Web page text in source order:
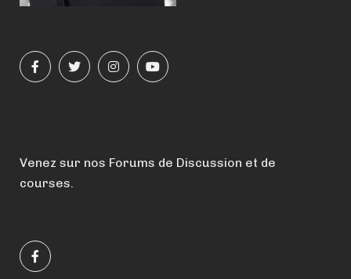
Venez sur nos Forums de Discussion et de
courses.